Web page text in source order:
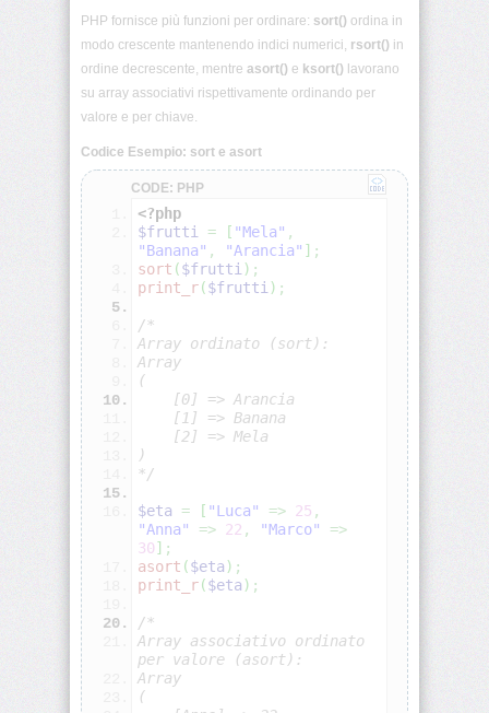
utente
$_POST)
PHP:
dati
PHP:
Upload
file
PHP:
File
(lettura/scrittura)
PHP:
Cookie
PHP:
Sessioni
PHP:
Password
hashing
PHP:
Login
registrazione
PHP fornisce più funzioni per ordinare: sort() ordina in
modo crescente mantenendo indici numerici, rsort() in
ordine decrescente, mentre asort() e ksort() lavorano
su array associativi rispettivamente ordinando per
valore e per chiave.
Codice Esempio: sort e asort
CODE: PHP
<?php
$frutti
= [ "Mela" ,
"Banana" , "Arancia" ] ;
sort ($frutti ) ;
print_r($frutti ) ;
/*
Array ordinato (sort):
Array
(
[0] => Arancia
[1] => Banana
[2] => Mela
)
*/
$eta = [ "Luca" => 25 ,
"Anna"
=> 22 , "Marco"
=>
30] ;
asort ($eta) ;
print_r($eta) ;
/*
Array associativo ordinato
per valore (asort):
Array
(